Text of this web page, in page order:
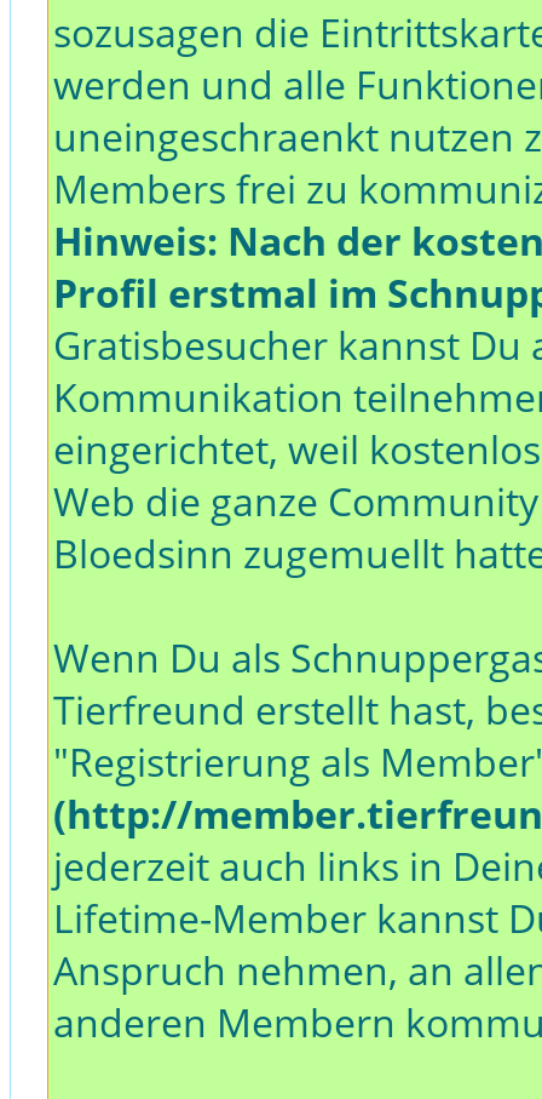
sozusagen die
werden und alle
uneingeschraenkt nutzen
Members frei zu
Hinweis: Nach der
Profil erstmal im
Gratisbesucher kannst
Kommunikation
eingerichtet, weil
Web die ganze
Bloedsinn zugemuellt
Wenn Du als
Tierfreund erstellt hast,
"Registrierung als
(http://
jederzeit auch links in
Lifetime-Member kannst
Anspruch nehmen, an
anderen Membern